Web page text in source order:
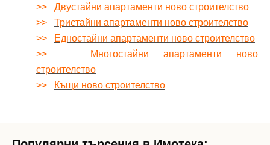
>> Двустайни апартаменти ново строителство
>> Тристайни апартаменти ново строителство
>>
Едностайни апартаменти ново строителство
>>
Многостайни апартаменти ново
строителство
>>
Къщи ново строителство